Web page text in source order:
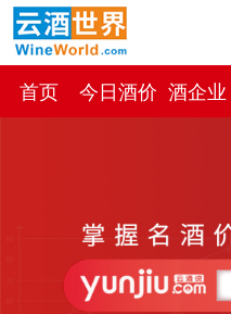
首页 今日酒价 酒企业